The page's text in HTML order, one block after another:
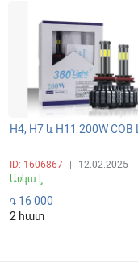
ID: 1606867 12.02.2025
Առկա է
֏ 16 000
2 հատ